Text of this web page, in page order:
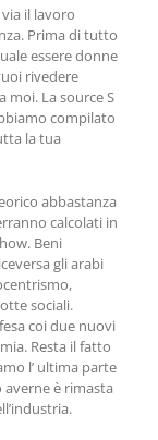
il lavoro
Prima di tutto
essere donne
rivedere
moi. La source S
compilato
la tua
abbastanza
calcolati in
Beni
gli arabi
sociali.
coi due nuovi
Resta il fatto
l’ ultima parte
è rimasta